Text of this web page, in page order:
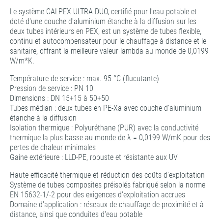
Le système CALPEX ULTRA DUO, certifié pour l'eau potable et
doté d'une couche d'aluminium étanche à la diffusion sur les
deux tubes intérieurs en PEX, est un système de tubes flexible,
continu et autocompensateur pour le chauffage à distance et le
sanitaire, offrant la meilleure valeur lambda au monde de 0,0199
W/m*K.
Température de service : max. 95 °C (flucutante)
Pression de service : PN 10
Dimensions : DN 15+15 à 50+50
Tubes médian : deux tubes en PE-Xa avec couche d'aluminium
étanche à la diffusion
Isolation thermique : Polyuréthane (PUR) avec la conductivité
thermique la plus basse au monde de λ = 0,0199 W/mK pour des
pertes de chaleur minimales
Gaine extérieure : LLD-PE, robuste et résistante aux UV
Haute efficacité thermique et réduction des coûts d'exploitation
Système de tubes composites préisolés fabriqué selon la norme
EN 15632-1/-2 pour des exigences d'exploitation accrues
Domaine d'application : réseaux de chauffage de proximité et à
distance, ainsi que conduites d'eau potable